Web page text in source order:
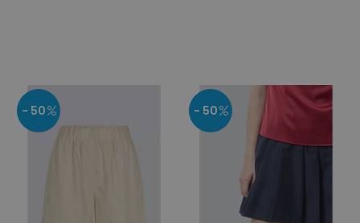
- 50 - 50